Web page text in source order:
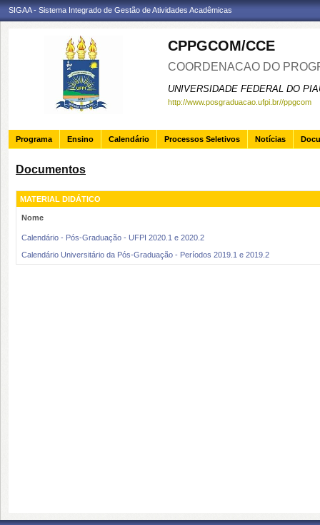
SIGAA - Sistema Integrado de Gestão de Atividades Acadêmicas
CPPGCOM/CCE
COORDENACAO DO
UNIVERSIDADE FEDERAL DO
http://www.posgraduacao.ufpi.br//ppgcom
Programa Ensino Calendário Processos Seletivos Notícias
Documentos
MATERIAL DIDÁTICO
Nome
Calendário - Pós-Graduação - UFPI 2020.1 e 2020.2
Calendário Universitário da Pós-Graduação - Períodos 2019.1 e 2019.2